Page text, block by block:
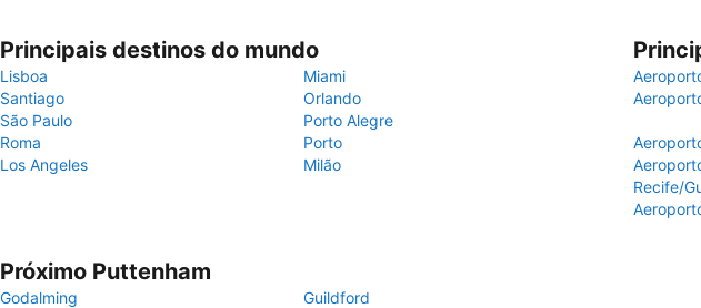
Principais destinos do mundo
Lisboa
Miami
Santiago
Orlando
São Paulo
Porto Alegre
Roma
Porto
Los Angeles
Milão
Recife/
Próximo Puttenham
Godalming Guildford